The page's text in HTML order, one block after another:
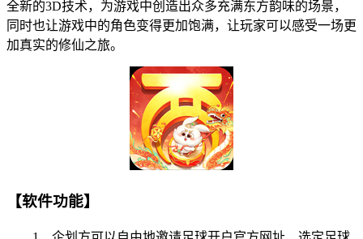
全新的3D技术，为游戏中创造出众多充满东方韵味的场景，
同时也让游戏中的角色变得更加饱满，让玩家可以感受一场更
加真实的修仙之旅。
【软件功能】